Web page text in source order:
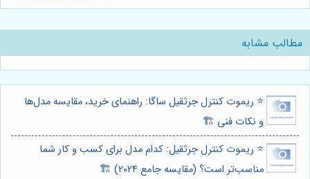
مطالب مشابه
⭐️ ریموت کنترل جرثقیل ساگا: راهنمای خرید، مقایسه مدل‌ها
و نکات فنی 🏗️
⭐️ ریموت کنترل جرثقیل: کدام مدل برای کسب و کار شما
مناسب‌تر است؟ (مقایسه جامع 2024) 🏗️